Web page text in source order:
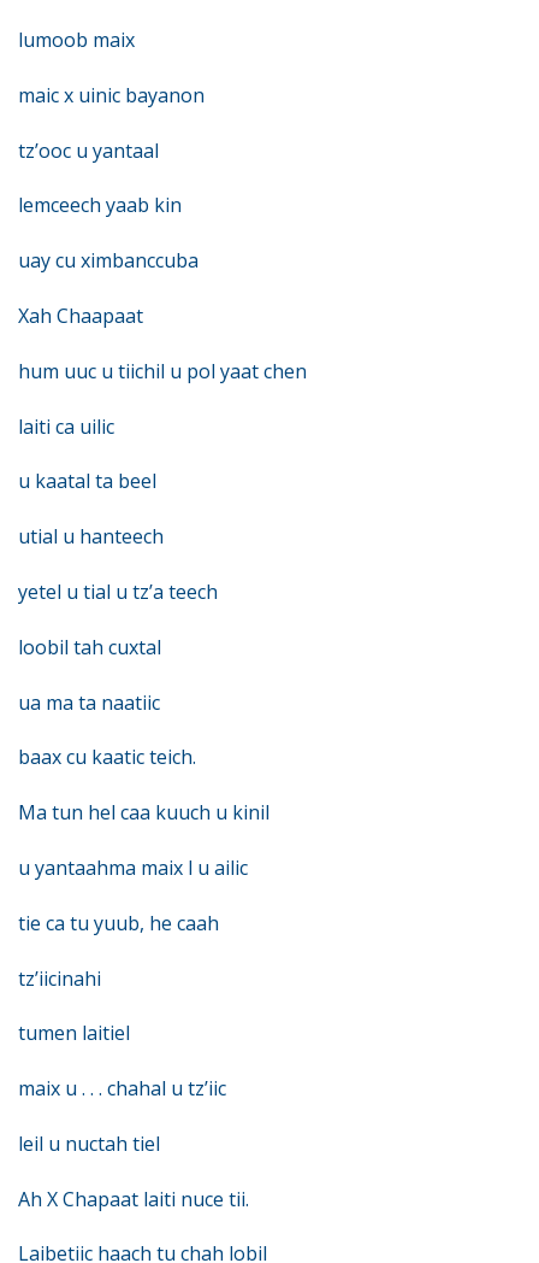
lumoob maix
maic x uinic bayanon
tz’ooc u yantaal
lemceech yaab kin
uay cu ximbanccuba
Xah Chaapaat
hum uuc u tiichil u pol yaat chen
laiti ca uilic
u kaatal ta beel
utial u hanteech
yetel u tial u tz’a teech
loobil tah cuxtal
ua ma ta naatiic
baax cu kaatic teich.
Ma tun hel caa kuuch u kinil
u yantaahma maix l u ailic
tie ca tu yuub, he caah
tz’iicinahi
tumen laitiel
maix u . . . chahal u tz’iic
leil u nuctah tiel
Ah X Chapaat laiti nuce tii.
Laibetiic haach tu chah lobil